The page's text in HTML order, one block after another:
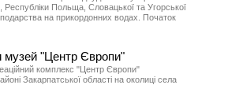
Польща, Словацької та Угорської
на прикордонних водах. Початок
музей "Центр Європи"
комплекс "Центр Європи"
Закарпатської області на околиці села